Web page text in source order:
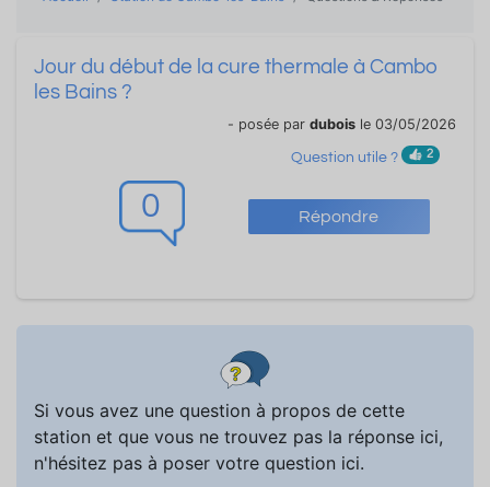
0 Répondre
Jour du début de la cure thermale à Cambo
les Bains ?
- posée par dubois le 03/05/2026
Question utile ? 2
Si vous avez une question à propos de cette
station et que vous ne trouvez pas la réponse ici,
n'hésitez pas à poser votre question ici.